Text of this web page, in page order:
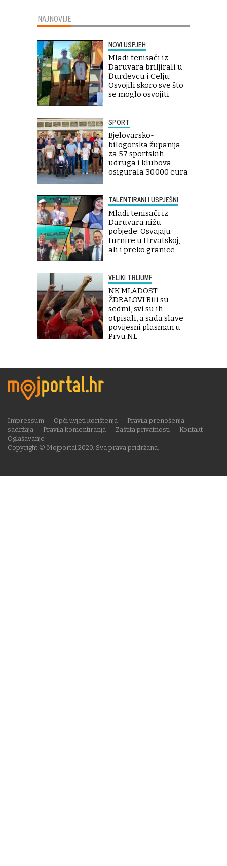
NAJNOVIJE
NOVI USPJEH
Mladi tenisači iz
Daruvara briljirali u
Đurđevcu i Celju:
Osvojili skoro sve što
se moglo osvojiti
SPORT
Bjelovarsko-
bilogorska županija
za 57 sportskih
udruga i klubova
osigurala 30.000 eura
TALENTIRANI I USPJEŠNI
Mladi tenisači iz
Daruvara nižu
pobjede: Osvajaju
turnire u Hrvatskoj,
ali i preko granice
VELIKI TRIJUMF
NK MLADOST
ŽDRALOVI Bili su
sedmi, svi su ih
otpisali, a sada slave
povijesni plasman u
Prvu NL
Copyright © Mojportal 2020. Sva prava pridržana.
Impressum Opći uvjeti korištenja
Pravila prenošenja
sadržaja
Pravila komentiranja Zaštita privatnosti
Kontakt
Oglašavanje